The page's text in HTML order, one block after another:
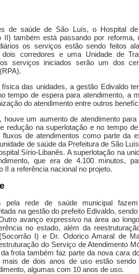
de saúde de São Luís, o Hospital
II) também está passando por
os serviços estão sendo feitos
corredores e uma Unidade de
serviços iniciados serão um dos
das unidades, a gestão Edivaldo
tempo de espera para atendimento, a
do atendimento entre outros
houve um aumento de atendimento
redução na superlotação e no tempo
de atendimentos como parte da
de saúde da Prefeitura de São
Sírio-Libanês. A superlotação na
que era de 4.100 minutos,
II a referência nacional no projeto.
pela rede de saúde municipal
na gestão do prefeito Edivaldo,
avanço expressivo na área ao
no estado, além da
I) e Dr. Odorico Amaral de
do Serviço de Atendimento
frota também faz parte da nova cara
de dois anos de uso estão
algumas com 10 anos de uso.